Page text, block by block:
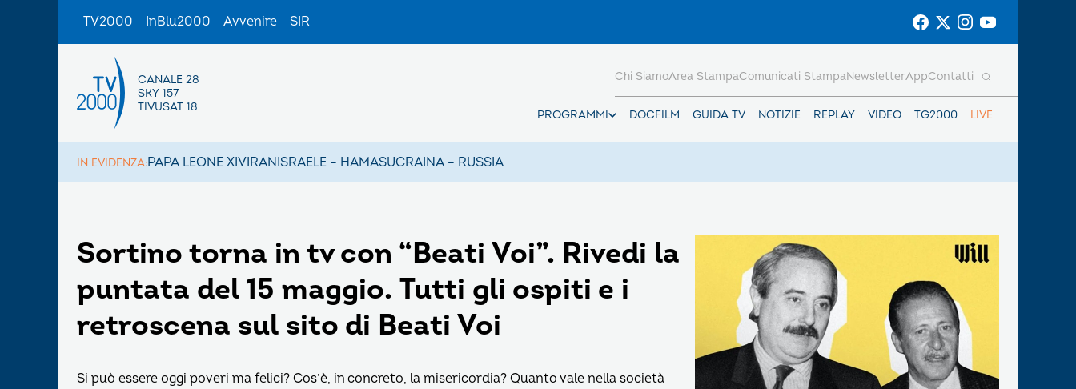
TV2000 InBlu2000 Avvenire SIR
CANALE 28
SKY 157
TIVUSAT 18
PROGRAMMI DOCFILM GUIDA TV NOTIZIE REPLAY VIDEO TG2000 LIVE
Chi SiamoArea StampaComunicati StampaNewsletterAppContatti
IN EVIDENZA:PAPA LEONE XIVIRANISRAELE – HAMASUCRAINA – RUSSIA
Sortino torna in tv con “Beati Voi”. Rivedi la
puntata del 15 maggio. Tutti gli ospiti e i
retroscena sul sito di Beati Voi
Si può essere oggi poveri ma felici? Cos’è, in concreto, la misericordia? Quanto vale nella società